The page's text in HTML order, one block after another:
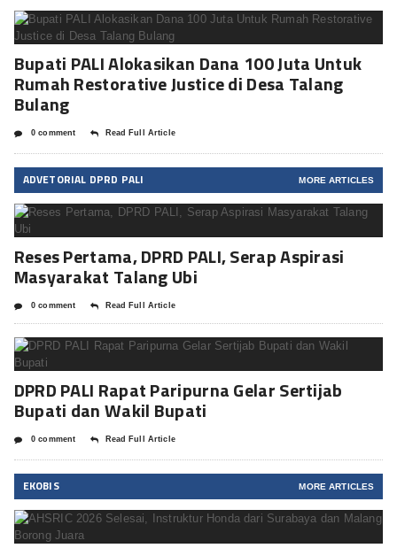
Bupati PALI Alokasikan Dana 100 Juta Untuk
Rumah Restorative Justice di Desa Talang
Bulang
0 comment Read Full Article
ADVETORIAL DPRD PALI MORE ARTICLES
Reses Pertama, DPRD PALI, Serap Aspirasi
Masyarakat Talang Ubi
0 comment Read Full Article
DPRD PALI Rapat Paripurna Gelar Sertijab
Bupati dan Wakil Bupati
0 comment Read Full Article
EKOBIS MORE ARTICLES